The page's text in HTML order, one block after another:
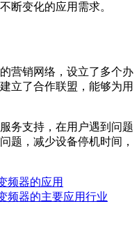
断变化的应用需求。
营销网络，设立了多个办
立了合作联盟，能够为用
务支持，在用户遇到问题
题，减少设备停机时间，
频器的应用
频器的主要应用行业